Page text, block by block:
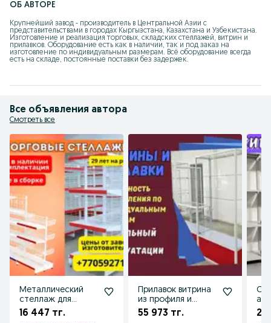
ОБ АВТОРЕ
Крупнейший завод - производитель в Центральной Азии с
представительствами в городах Кыргызстана, Казахстана и Узбекистана.
Изготовление и реализация торговых, складских стеллажей, витрин и
прилавков. Оборудование есть как в наличии, так и под заказ на
изготовление по индивидуальным размерам. Всё оборудование всегда
есть на складе, постоянные поставки без задержек.
Все объявления автора
Смотреть все
Металлический
стеллаж для
магазина,
16 447 тг.
Прилавок витрина
из профиля и
стекла, торговые
55 973 тг. 24